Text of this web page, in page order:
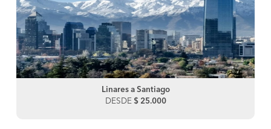
Linares a Santiago
DESDE $ 25.000